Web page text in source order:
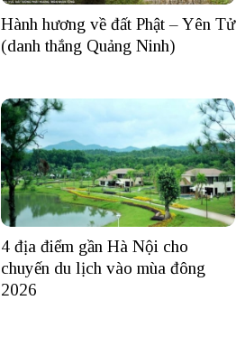
Hành hương về đất Phật – Yên Tử
(danh thắng Quảng Ninh)
4 địa điểm gần Hà Nội cho
chuyến du lịch vào mùa đông
2026